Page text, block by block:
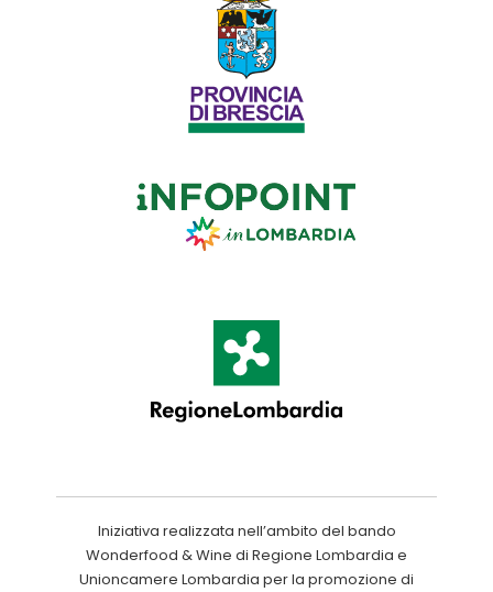
Iniziativa realizzata nell’ambito del bando
Wonderfood & Wine di Regione Lombardia e
Unioncamere Lombardia per la promozione di